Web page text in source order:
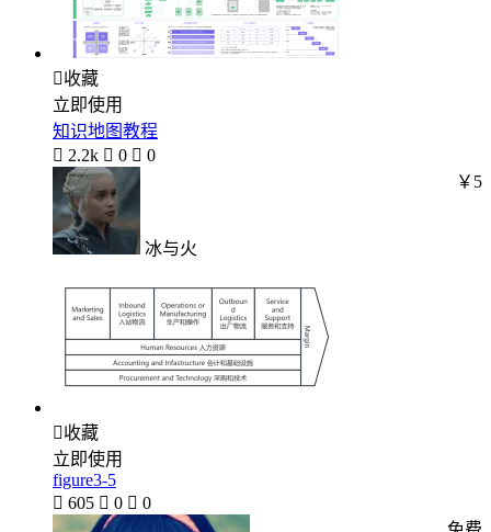
收藏
立即使用
知识地图教程
 2.2k  0  0
冰与火
￥5
收藏
立即使用
figure3-5
 605  0  0